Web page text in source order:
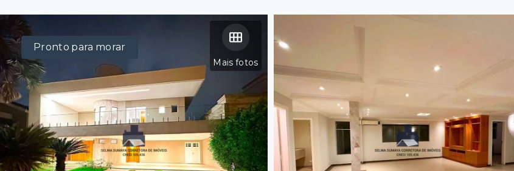
Mais fotos
Pronto para morar